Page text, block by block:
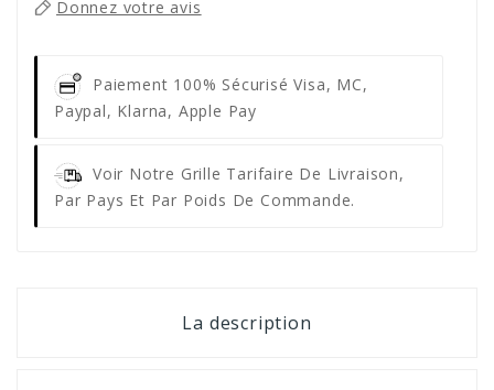
Donnez votre avis
Paiement 100% SécuriséVisa, MC,
Paypal, Klarna, Apple Pay
Voir Notre Grille Tarifaire De Livraison,
Par Pays Et Par Poids De Commande.
La description